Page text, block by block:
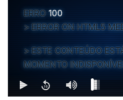
ERRO 100
ERROR ON HTML5
ESTE CONTEÚDO
MOMENTO